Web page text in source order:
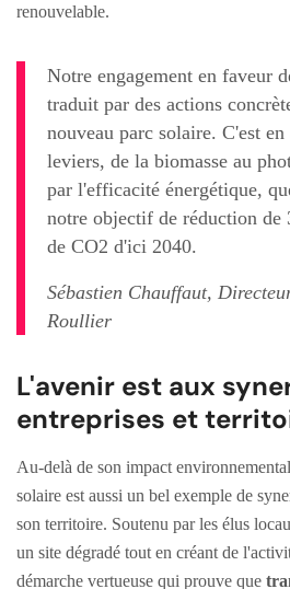
renouvelable.
Notre engagement en faveur
traduit par des actions
nouveau parc solaire. C'est
leviers, de la biomasse au
par l'efficacité énergétique,
notre objectif de réduction de
de CO2 d'ici 2040.
Sébastien Chauffaut,
Roullier
L'avenir est aux
entreprises et
Au-delà de son impact
solaire est aussi un bel exemple de
son territoire. Soutenu par les élus
un site dégradé tout en créant de
démarche vertueuse qui prouve que